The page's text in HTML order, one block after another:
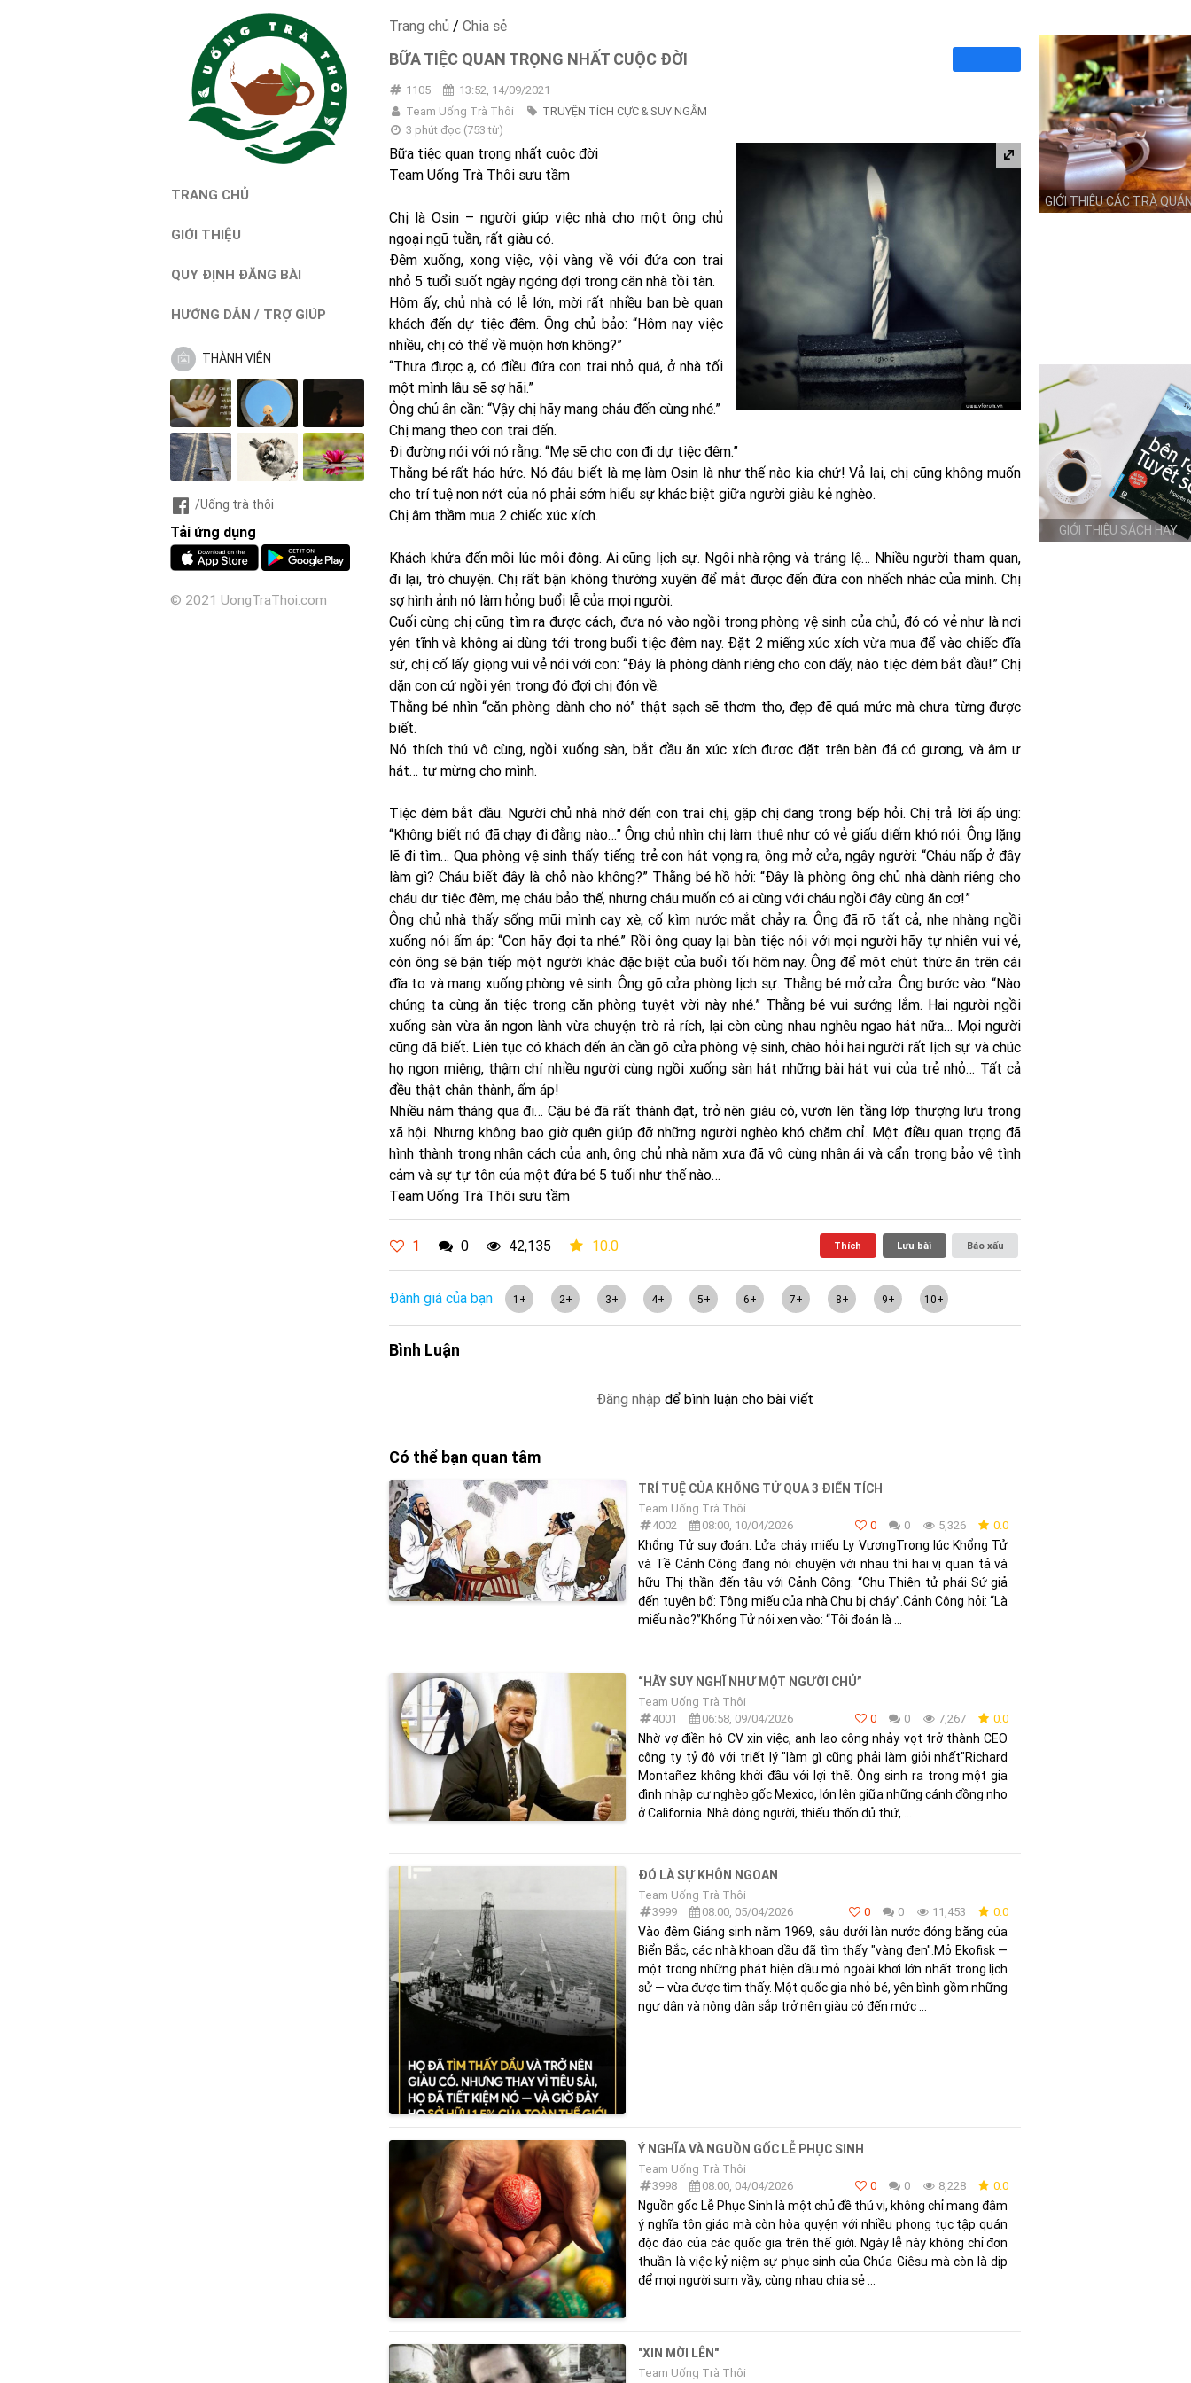
TRANG CHỦ
GIỚI THIỆU
QUY ĐỊNH ĐĂNG BÀI
HƯỚNG DẪN / TRỢ GIÚP
THÀNH VIÊN
/Uống trà thôi
Tải ứng dụng
© 2021 UongTraThoi.com
Trang chủ / Chia sẻ
BỮA TIỆC QUAN TRỌNG NHẤT CUỘC ĐỜI
1105
13:52, 14/09/2021
Team Uống Trà Thôi
TRUYỆN TÍCH CỰC & SUY NGẪM
3 phút đọc(753từ)
Bữa tiệc quan trọng nhất cuộc đời
Team Uống Trà Thôi sưu tầm
Chị là Osin – người giúp việc nhà cho một ông chủ
ngoại ngũ tuần, rất giàu có.
Đêm xuống, xong việc, vội vàng về với đứa con trai
nhỏ 5 tuổi suốt ngày ngóng đợi trong căn nhà tồi tàn.
Hôm ấy, chủ nhà có lễ lớn, mời rất nhiều bạn bè quan
khách đến dự tiệc đêm. Ông chủ bảo: “Hôm nay việc
nhiều, chị có thể về muộn hơn không?”
“Thưa được ạ, có điều đứa con trai nhỏ quá, ở nhà tối
một mình lâu sẽ sợ hãi.”
Ông chủ ân cần: “Vậy chị hãy mang cháu đến cùng nhé.”
Chị mang theo con trai đến.
Đi đường nói với nó rằng: “Mẹ sẽ cho con đi dự tiệc đêm.”
Thằng bé rất háo hức. Nó đâu biết là mẹ làm Osin là như thế nào kia chứ! Vả lại, chị cũng không muốn
cho trí tuệ non nớt của nó phải sớm hiểu sự khác biệt giữa người giàu kẻ nghèo.
Chị âm thầm mua 2 chiếc xúc xích.
Khách khứa đến mỗi lúc mỗi đông. Ai cũng lịch sự. Ngôi nhà rộng và tráng lệ… Nhiều người tham quan,
đi lại, trò chuyện. Chị rất bận không thường xuyên để mắt được đến đứa con nhếch nhác của mình. Chị
sợ hình ảnh nó làm hỏng buổi lễ của mọi người.
Cuối cùng chị cũng tìm ra được cách, đưa nó vào ngồi trong phòng vệ sinh của chủ, đó có vẻ như là nơi
yên tĩnh và không ai dùng tới trong buổi tiệc đêm nay. Đặt 2 miếng xúc xích vừa mua để vào chiếc đĩa
sứ, chị cố lấy giọng vui vẻ nói với con: “Đây là phòng dành riêng cho con đấy, nào tiệc đêm bắt đầu!” Chị
dặn con cứ ngồi yên trong đó đợi chị đón về.
Thằng bé nhìn “căn phòng dành cho nó” thật sạch sẽ thơm tho, đẹp đẽ quá mức mà chưa từng được
biết.
Nó thích thú vô cùng, ngồi xuống sàn, bắt đầu ăn xúc xích được đặt trên bàn đá có gương, và âm ư
hát… tự mừng cho mình.
Tiệc đêm bắt đầu. Người chủ nhà nhớ đến con trai chị, gặp chị đang trong bếp hỏi. Chị trả lời ấp úng:
“Không biết nó đã chạy đi đằng nào…” Ông chủ nhìn chị làm thuê như có vẻ giấu diếm khó nói. Ông lặng
lẽ đi tìm… Qua phòng vệ sinh thấy tiếng trẻ con hát vọng ra, ông mở cửa, ngây người: “Cháu nấp ở đây
làm gì? Cháu biết đây là chỗ nào không?” Thằng bé hồ hởi: “Đây là phòng ông chủ nhà dành riêng cho
cháu dự tiệc đêm, mẹ cháu bảo thế, nhưng cháu muốn có ai cùng với cháu ngồi đây cùng ăn cơ!”
Ông chủ nhà thấy sống mũi mình cay xè, cố kìm nước mắt chảy ra. Ông đã rõ tất cả, nhẹ nhàng ngồi
xuống nói ấm áp: “Con hãy đợi ta nhé.” Rồi ông quay lại bàn tiệc nói với mọi người hãy tự nhiên vui vẻ,
còn ông sẽ bận tiếp một người khác đặc biệt của buổi tối hôm nay. Ông để một chút thức ăn trên cái
đĩa to và mang xuống phòng vệ sinh. Ông gõ cửa phòng lịch sự. Thằng bé mở cửa. Ông bước vào: “Nào
chúng ta cùng ăn tiệc trong căn phòng tuyệt vời này nhé.” Thằng bé vui sướng lắm. Hai người ngồi
xuống sàn vừa ăn ngon lành vừa chuyện trò rả rích, lại còn cùng nhau nghêu ngao hát nữa… Mọi người
cũng đã biết. Liên tục có khách đến ân cần gõ cửa phòng vệ sinh, chào hỏi hai người rất lịch sự và chúc
họ ngon miệng, thậm chí nhiều người cùng ngồi xuống sàn hát những bài hát vui của trẻ nhỏ… Tất cả
đều thật chân thành, ấm áp!
Nhiều năm tháng qua đi… Cậu bé đã rất thành đạt, trở nên giàu có, vươn lên tầng lớp thượng lưu trong
xã hội. Nhưng không bao giờ quên giúp đỡ những người nghèo khó chăm chỉ. Một điều quan trọng đã
hình thành trong nhân cách của anh, ông chủ nhà năm xưa đã vô cùng nhân ái và cẩn trọng bảo vệ tình
cảm và sự tự tôn của một đứa bé 5 tuổi như thế nào…
Team Uống Trà Thôi sưu tầm
1 0 42,135 10.0 Thích Lưu bài Báo xấu
Đánh giá của bạn 1+ 2+ 3+ 4+ 5+ 6+ 7+ 8+ 9+ 10+
Bình Luận
Đăng nhập để bình luận cho bài viết
Có thể bạn quan tâm
TRÍ TUỆ CỦA KHỔNG TỬ QUA 3 ĐIỂN TÍCH
Team Uống Trà Thôi
4002
08:00, 10/04/2026 0 0 5,326 0.0
Khổng Tử suy đoán: Lửa cháy miếu Ly VươngTrong lúc Khổng Tử
và Tề Cảnh Công đang nói chuyện với nhau thì hai vị quan tả và
hữu Thị thần đến tâu với Cảnh Công: “Chu Thiên tử phái Sứ giả
đến tuyên bố: Tông miếu của nhà Chu bị cháy”.Cảnh Công hỏi: “Là
miếu nào?”Khổng Tử nói xen vào: “Tôi đoán là ...
“HÃY SUY NGHĨ NHƯ MỘT NGƯỜI CHỦ”
Team Uống Trà Thôi
4001
06:58, 09/04/2026 0 0 7,267 0.0
Nhờ vợ điền hộ CV xin việc, anh lao công nhảy vọt trở thành CEO
công ty tỷ đô với triết lý "làm gì cũng phải làm giỏi nhất"Richard
Montañez không khởi đầu với lợi thế. Ông sinh ra trong một gia
đình nhập cư nghèo gốc Mexico, lớn lên giữa những cánh đồng nho
ở California. Nhà đông người, thiếu thốn đủ thứ, ...
ĐÓ LÀ SỰ KHÔN NGOAN
Team Uống Trà Thôi
3999
08:00, 05/04/2026 0 0 11,453 0.0
Vào đêm Giáng sinh năm 1969, sâu dưới làn nước đóng băng của
Biển Bắc, các nhà khoan dầu đã tìm thấy "vàng đen".Mỏ Ekofisk —
một trong những phát hiện dầu mỏ ngoài khơi lớn nhất trong lịch
sử — vừa được tìm thấy. Một quốc gia nhỏ bé, yên bình gồm những
ngư dân và nông dân sắp trở nên giàu có đến mức ...
Ý NGHĨA VÀ NGUỒN GỐC LỄ PHỤC SINH
Team Uống Trà Thôi
3998
08:00, 04/04/2026 0 0 8,228 0.0
Nguồn gốc Lễ Phục Sinh là một chủ đề thú vị, không chỉ mang đậm
ý nghĩa tôn giáo mà còn hòa quyện với nhiều phong tục tập quán
độc đáo của các quốc gia trên thế giới. Ngày lễ này không chỉ đơn
thuần là việc kỷ niệm sự phục sinh của Chúa Giêsu mà còn là dịp
để mọi người sum vầy, cùng nhau chia sẻ ...
"XIN MỜI LÊN"
Team Uống Trà Thôi
GIỚI THIỆU CÁC TRÀ
GIỚI THIỆU SÁCH HAY